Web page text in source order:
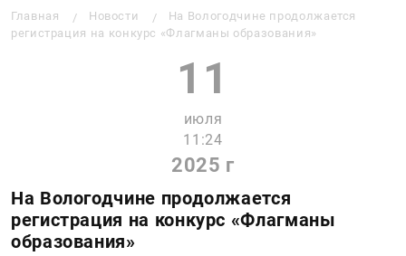
Главная Новости
На Вологодчине продолжается
регистрация на конкурс «Флагманы образования»
11
июля
11:24
2025 г
На Вологодчине продолжается
регистрация на конкурс «Флагманы
образования»